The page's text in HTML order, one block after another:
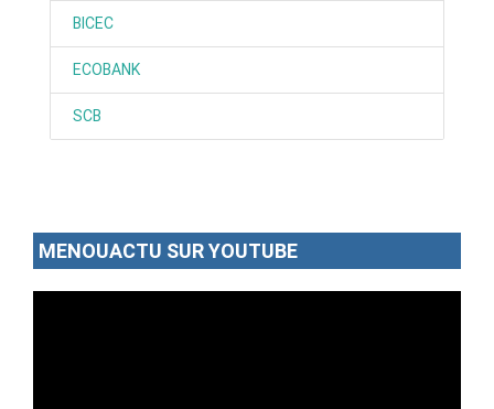
BICEC
ECOBANK
SCB
MENOUACTU SUR YOUTUBE